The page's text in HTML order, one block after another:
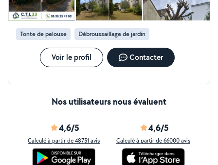
Tonte de pelouse Débroussaillage de jardin
Voir le profil Contacter
Nos utilisateurs nous évaluent
4,6/5
Calculé à partir de 48731 avis
4,6/5
Calculé à partir de 66000 avis